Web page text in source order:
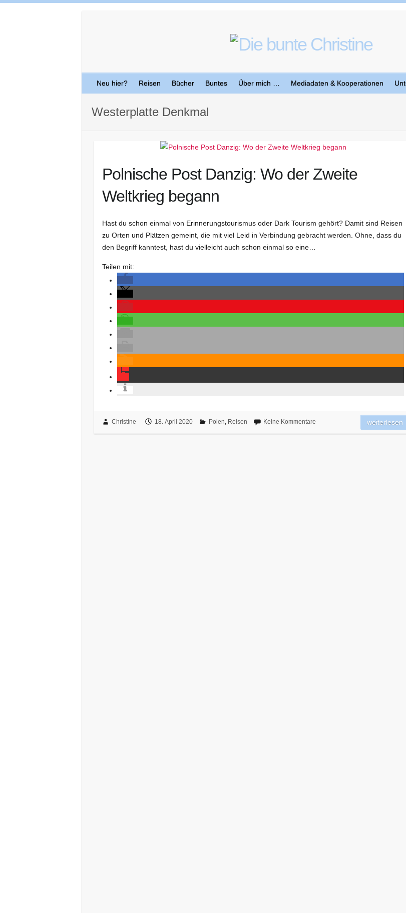
Neu hier? Reisen Bücher Buntes Über mich … Mediadaten & Kooperationen
Westerplatte Denkmal
Polnische Post Danzig: Wo der Zweite
Weltkrieg begann
Hast du schon einmal von Erinnerungstourismus oder Dark Tourism gehört? Damit sind Reisen
zu Orten und Plätzen gemeint, die mit viel Leid in Verbindung gebracht werden. Ohne, dass du
den Begriff kanntest, hast du vielleicht auch schon einmal so eine…
Teilen mit:
Christine 18. April 2020 Polen, Reisen Keine Kommentare weiterlesen